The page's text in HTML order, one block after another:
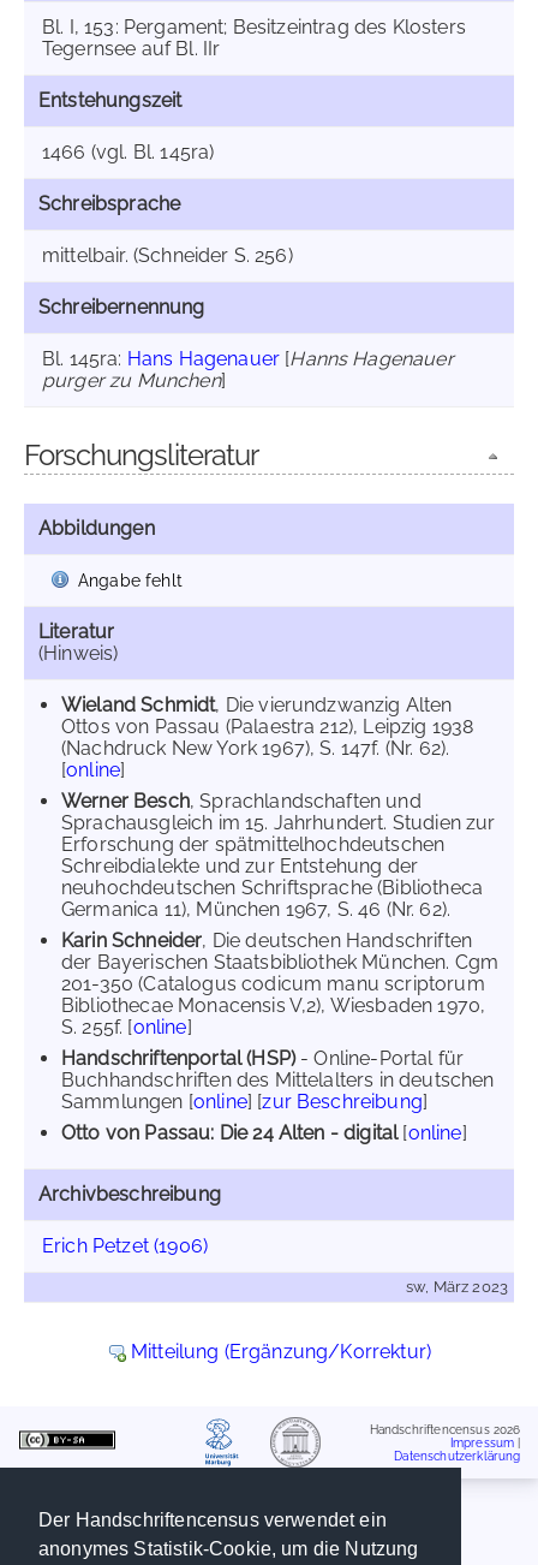
Der Handschriftencensus verwendet ein
anonymes Statistik-Cookie, um die Nutzung
Bl. I, 153: Pergament; Besitzeintrag des Klosters
Tegernsee auf Bl. IIr
Entstehungszeit
1466 (vgl. Bl. 145ra)
Schreibsprache
mittelbair. (Schneider S. 256)
Schreibernennung
Bl. 145ra: Hans Hagenauer [Hanns Hagenauer
purger zu Munchen]
Forschungsliteratur
Abbildungen
Angabe fehlt
Literatur
(Hinweis)
Wieland Schmidt, Die vierundzwanzig Alten
Ottos von Passau (Palaestra 212), Leipzig 1938
(Nachdruck New York 1967), S. 147f. (Nr. 62).
[online]
Werner Besch, Sprachlandschaften und
Sprachausgleich im 15. Jahrhundert. Studien zur
Erforschung der spätmittelhochdeutschen
Schreibdialekte und zur Entstehung der
neuhochdeutschen Schriftsprache (Bibliotheca
Germanica 11), München 1967, S. 46 (Nr. 62).
Karin Schneider, Die deutschen Handschriften
der Bayerischen Staatsbibliothek München. Cgm
201-350 (Catalogus codicum manu scriptorum
Bibliothecae Monacensis V,2), Wiesbaden 1970,
S. 255f. [online]
Handschriftenportal (HSP)- Online-Portal für
Buchhandschriften des Mittelalters in deutschen
Sammlungen [online] [zur Beschreibung]
Otto von Passau: Die 24 Alten - digital[online]
Archivbeschreibung
Erich Petzet (1906)
sw, März 2023
Mitteilung (Ergänzung/Korrektur)
Handschriftencensus 2026
Impressum
Datenschutzerklärung